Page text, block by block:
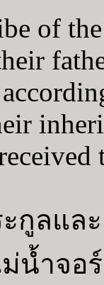
of
ะกูลแ
น้ำจอ